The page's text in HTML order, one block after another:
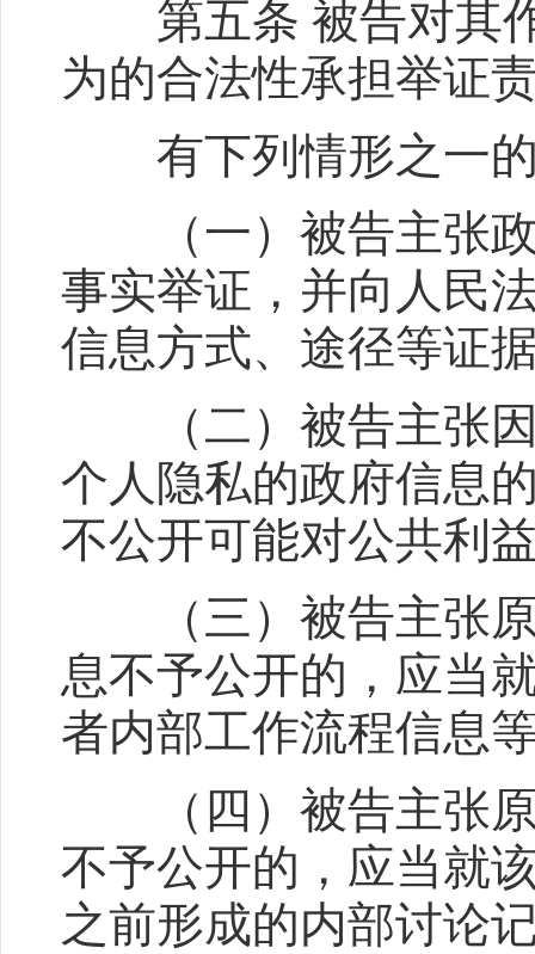
第五条 被告对其作
为的合法性承担举证
有下列情形之一的
（一）被告主张政
事实举证，并向人民
信息方式、途径等证
（二）被告主张因
个人隐私的政府信息
不公开可能对公共利
（三）被告主张原
息不予公开的，应当
者内部工作流程信息
（四）被告主张原
不予公开的，应当就
之前形成的内部讨论